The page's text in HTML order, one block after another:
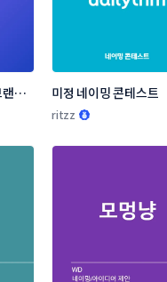
드 미정 네이밍 콘테스트
ritzz